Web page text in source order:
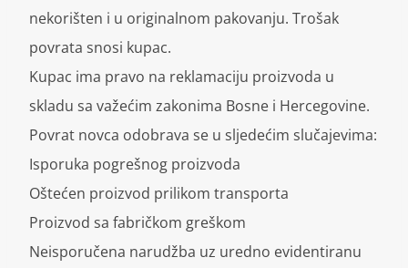
nekorišten i u originalnom pakovanju. Trošak
povrata snosi kupac.
Kupac ima pravo na reklamaciju proizvoda u
skladu sa važećim zakonima Bosne i Hercegovine.
Povrat novca odobrava se u sljedećim slučajevima:
Isporuka pogrešnog proizvoda
Oštećen proizvod prilikom transporta
Proizvod sa fabričkom greškom
Neisporučena narudžba uz uredno evidentiranu